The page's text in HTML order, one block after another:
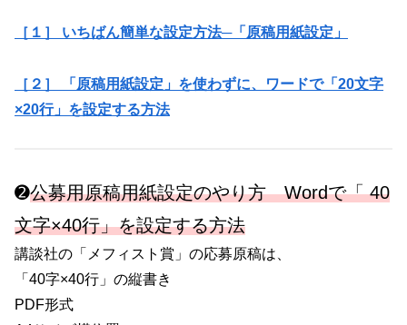
［１］ いちばん簡単な設定方法─「原稿用紙設定」
［２］ 「原稿用紙設定」を使わずに、ワードで「20文字
×20行」を設定する方法
➋公募用原稿用紙設定のやり方 Wordで「 40
文字×40行」を設定する方法
講談社の「メフィスト賞」の応募原稿は、
「40字×40行」の縦書き
PDF形式